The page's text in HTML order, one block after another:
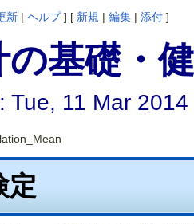
新 | ヘルプ] [ 新規 | 編集 | 添付 ]
基礎・
Tue, 11 Mar
定